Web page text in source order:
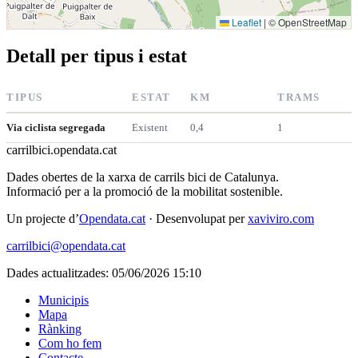
Leaflet | © OpenStreetMap
Detall per tipus i estat
TIPUS ESTAT KM TRAMS
Via ciclista segregada Existent 0,4 1
carrilbici.opendata.cat
Dades obertes de la xarxa de carrils bici de Catalunya.
Informació per a la promoció de la mobilitat sostenible.
Un projecte d’Opendata.cat · Desenvolupat perxaviviro.com
carrilbici@opendata.cat
Dades actualitzades: 05/06/2026 15:10
Municipis
Mapa
Rànking
Com ho fem